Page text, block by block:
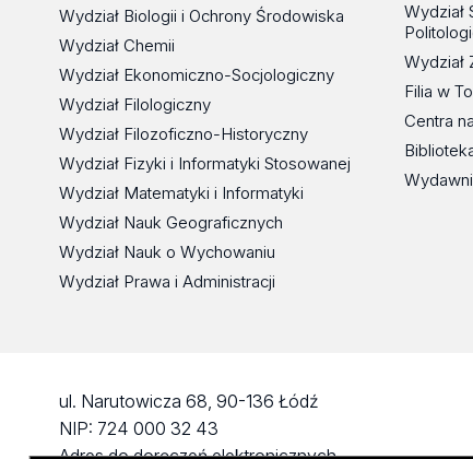
Wydział Biologii i Ochrony Środowiska
Wydział Chemii
Wydział Ekonomiczno-Socjologiczny
Wydział Filologiczny
Wydział Filozoficzno-Historyczny
Wydział Fizyki i Informatyki Stosowanej
Wydział Matematyki i Informatyki
Wydział Nauk Geograficznych
Wydział Nauk o Wychowaniu
Wydział Prawa i Administracji
Wydział
Wydział
Filia w
Centra
ul. Narutowicza 68, 90-136 Łódź
NIP: 724 000 32 43